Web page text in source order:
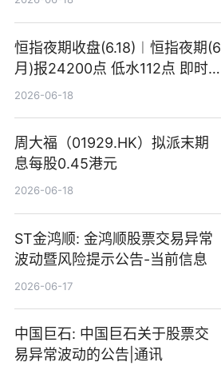
恒指夜期收盘(6.18)︱恒指夜期(6
月)报24200点 低水112点 即时
焦点
2026-06-18
周大福（01929.HK）拟派末期
息每股0.45港元
2026-06-18
ST金鸿顺: 金鸿顺股票交易异常
波动暨风险提示公告-当前信息
2026-06-17
中国巨石: 中国巨石关于股票交
易异常波动的公告|通讯